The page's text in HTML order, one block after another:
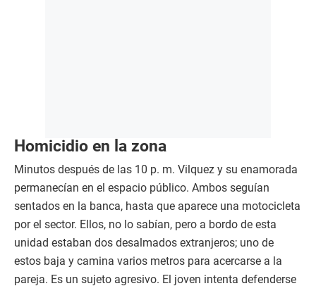
Homicidio en la zona
Minutos después de las 10 p. m. Vilquez y su enamorada
permanecían en el espacio público. Ambos seguían
sentados en la banca, hasta que aparece una motocicleta
por el sector. Ellos, no lo sabían, pero a bordo de esta
unidad estaban dos desalmados extranjeros; uno de
estos baja y camina varios metros para acercarse a la
pareja. Es un sujeto agresivo. El joven intenta defenderse